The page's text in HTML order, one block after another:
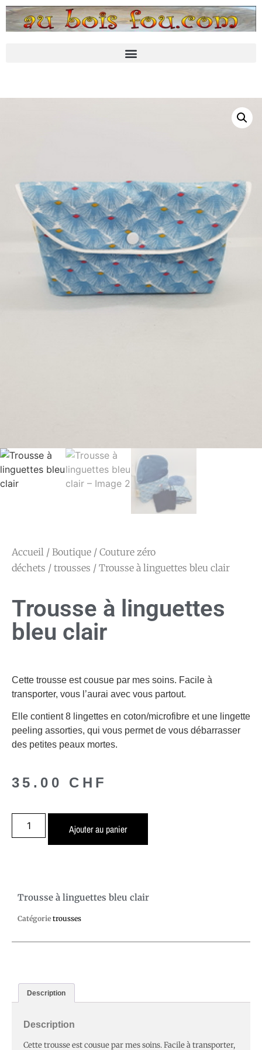
Accueil / Boutique / Couture zéro
déchets / trousses / Trousse à linguettes bleu clair
Trousse à linguettes
bleu clair
Cette trousse est cousue par mes soins. Facile à
transporter, vous l’aurai avec vous partout.
Elle contient 8 lingettes en coton/microfibre et une lingette
peeling assorties, qui vous permet de vous débarrasser
des petites peaux mortes.
35.00 CHF
Ajouter au panier
Trousse à linguettes bleu clair
Catégorie trousses
Description
Description
Cette trousse est cousue par mes soins. Facile à transporter,